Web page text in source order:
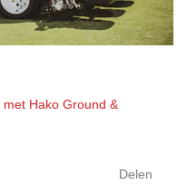
Hako Ground &
Delen